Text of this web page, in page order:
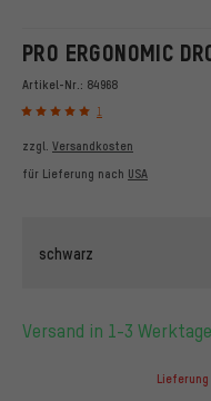
PRO ERGONOMIC
Artikel-Nr.: 84968
1
zzgl. Versandkosten
für Lieferung nach USA
schwarz
Versand in 1-3